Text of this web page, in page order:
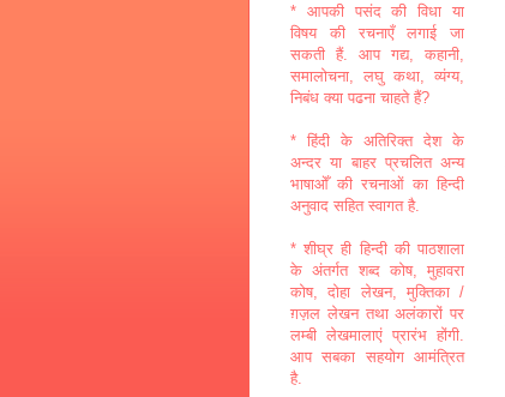
* आपकी पसंद की विधा या
विषय की रचनाएँ लगाई जा
सकती हैं. आप गद्य, कहानी,
समालोचना, लघु कथा, व्यंग्य,
निबंध क्या पढना चाहते हैं?
* हिंदी के अतिरिक्त देश के
अन्दर या बाहर प्रचलित अन्य
भाषाओँ की रचनाओं का हिन्दी
अनुवाद सहित स्वागत है.
* शीघ्र ही हिन्दी की पाठशाला
के अंतर्गत शब्द कोष, मुहावरा
कोष, दोहा लेखन, मुक्तिका /
ग़ज़ल लेखन तथा अलंकारों पर
लम्बी लेखमालाएं प्रारंभ होंगी.
आप सबका सहयोग आमंत्रित
है.